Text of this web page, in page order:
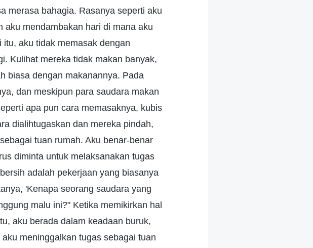
merasa bahagia. Rasanya seperti aku
aku mendambakan hari di mana aku
aku tidak memasak dengan
Kulihat mereka tidak makan banyak,
biasa dengan makanannya. Pada
dan meskipun para saudara makan
apa pun cara memasaknya, kubis
dialihtugaskan dan mereka pindah,
tuan rumah. Aku benar-benar
diminta untuk melaksanakan tugas
adalah pekerjaan yang biasanya
'Kenapa seorang saudara yang
malu ini?" Ketika memikirkan hal
aku berada dalam keadaan buruk,
meninggalkan tugas sebagai tuan